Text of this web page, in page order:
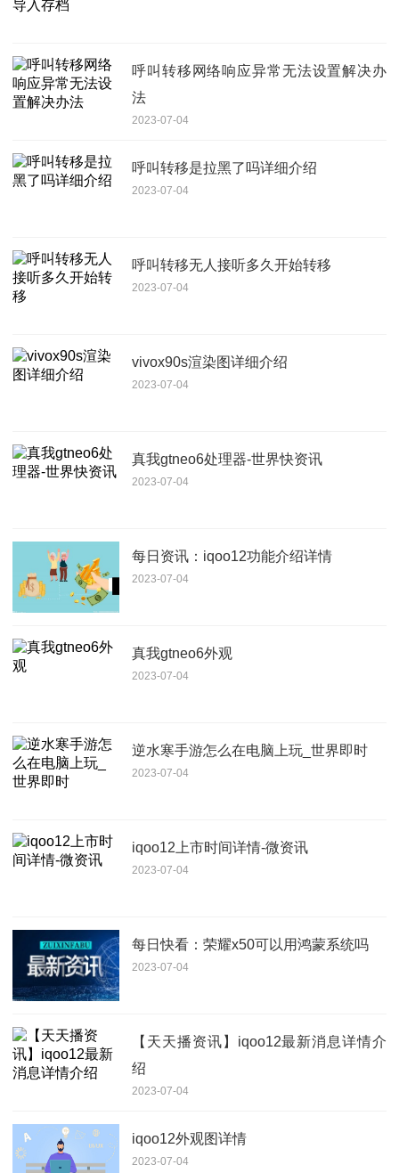
呼叫转移网络响应异常无法设置解决办
法
2023-07-04
呼叫转移是拉黑了吗详细介绍
2023-07-04
呼叫转移无人接听多久开始转移
2023-07-04
vivox90s渲染图详细介绍
2023-07-04
真我gtneo6处理器-世界快资讯
2023-07-04
每日资讯：iqoo12功能介绍详情
2023-07-04
真我gtneo6外观
2023-07-04
逆水寒手游怎么在电脑上玩_世界即时
2023-07-04
iqoo12上市时间详情-微资讯
2023-07-04
每日快看：荣耀x50可以用鸿蒙系统吗
2023-07-04
【天天播资讯】iqoo12最新消息详情介
绍
2023-07-04
iqoo12外观图详情
2023-07-04